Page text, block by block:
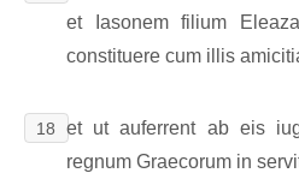
et Iasonem filium
constituere cum illis
18
et ut auferrent ab eis
regnum Graecorum in